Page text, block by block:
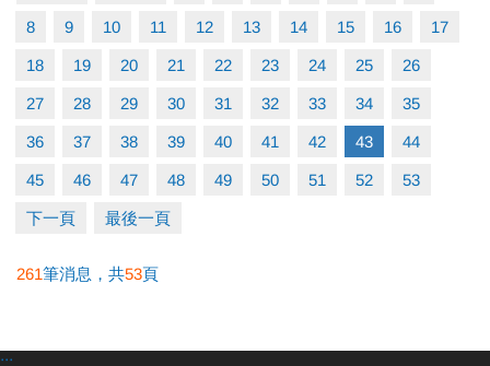
8 9 10 11 12 13 14 15 16 17
18 19 20 21 22 23 24 25 26
27 28 29 30 31 32 33 34 35
36 37 38 39 40 41 42 43 44
45 46 47 48 49 50 51 52 53
下一頁 最後一頁
261筆消息，共53頁